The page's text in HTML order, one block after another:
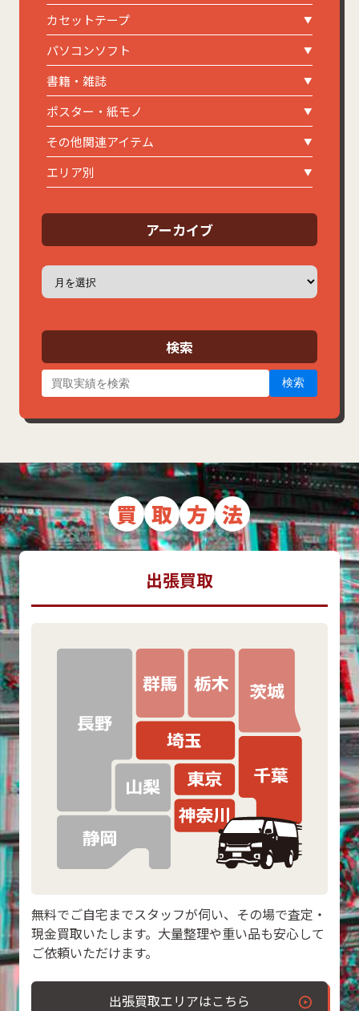
カセットテープ
パソコンソフト
書籍・雑誌
ポスター・紙モノ
その他関連アイテム
エリア別
アーカイブ
ア
カ
ブ
検索
検索
買 取 方 法
出張買取
無料でご自宅までスタッフが伺い、その場で査定・
現金買取いたします。大量整理や重い品も安心して
ご依頼いただけます。
出張買取エリアはこちら